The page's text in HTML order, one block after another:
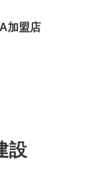
加盟店
設